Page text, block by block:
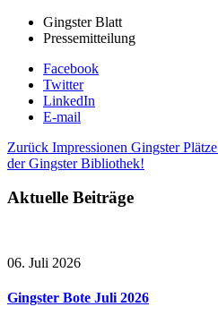
Gingster Blatt
Pressemitteilung
Facebook
Twitter
LinkedIn
E-mail
Zurück Impressionen Gingster Plätze
der Gingster Bibliothek!
Aktuelle Beiträge
06. Juli 2026
Gingster Bote Juli 2026